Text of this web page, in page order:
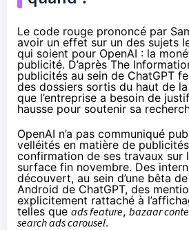
Le code rouge prononcé par
avoir un effet sur un des sujets
qui soient pour OpenAI : la
publicité. D’après The
publicités au sein de ChatGPT
des dossiers sortis du haut de
que l’entreprise a besoin de
hausse pour soutenir sa
OpenAI n’a pas communiqué
velléités en matière de
confirmation de ses travaux sur
surface fin novembre. Des
découvert, au sein d’une bêta
Android de ChatGPT, des
explicitement rattaché à
telles que ads feature, bazaar
search ads carousel.